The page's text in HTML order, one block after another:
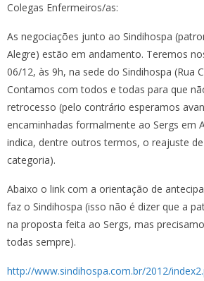
Colegas Enfermeiros/as:
As negociações junto ao Sindihospa
Alegre) estão em andamento. Teremos
06/12, às 9h, na sede do Sindihospa (Rua
Contamos com todos e todas para que
retrocesso (pelo contrário esperamos
encaminhadas formalmente ao Sergs em
indica, dentre outros termos, o reajuste
categoria).
Abaixo o link com a orientação de
faz o Sindihospa (isso não é dizer que a
na proposta feita ao Sergs, mas
todas sempre).
http://www.sindihospa.com.br/2012/